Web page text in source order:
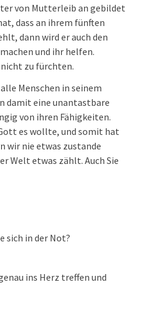
von Mutterleib an gebildet
dass an ihrem fünften
dann wird er auch den
und ihr helfen.
zu fürchten.
Menschen in seinem
damit eine unantastbare
von ihren Fähigkeiten.
es wollte, und somit hat
wir nie etwas zustande
Welt etwas zählt. Auch Sie
sich in der Not?
ins Herz treffen und